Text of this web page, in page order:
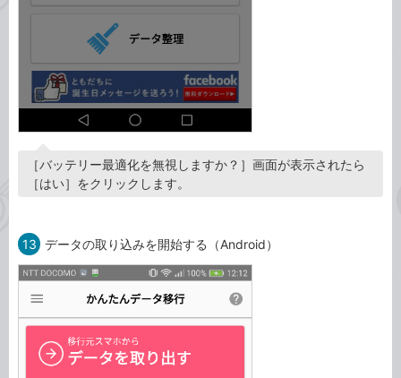
［バッテリー最適化を無視しますか？］画面が表示されたら
［はい］をクリックします。
13 データの取り込みを開始する（Android）